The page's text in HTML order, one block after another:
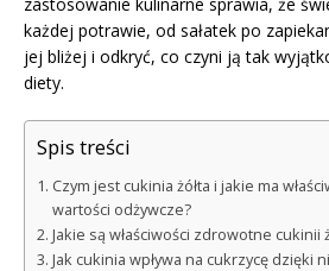
każdej potrawie, od sałatek po
jej bliżej i odkryć, co czyni ją tak
diety.
Spis treści
Czym jest cukinia żółta i jakie ma
wartości odżywcze?
Jakie są właściwości zdrowotne cukinii
Jak cukinia wpływa na cukrzycę dzięki